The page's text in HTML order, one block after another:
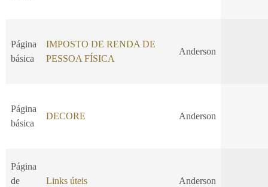
Página
básica
IMPOSTO DE RENDA DE
PESSOA FÍSICA
Anderson
Página
básica
DECORE Anderson
Página
de
Links úteis Anderson